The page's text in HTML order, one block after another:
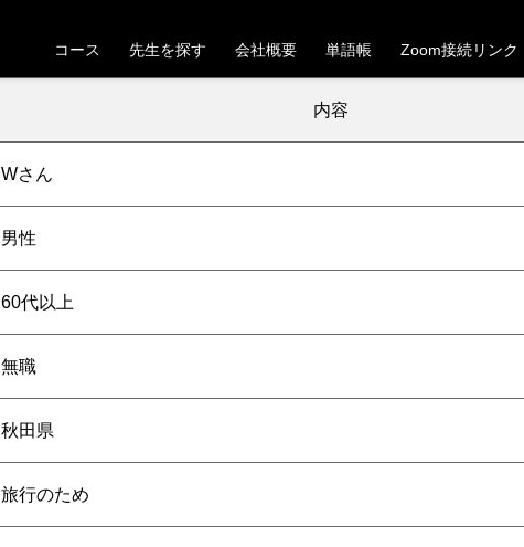
コース 先生を探す 会社概要 単語帳 Zoom接続リンク
内容
Wさん
男性
60代以上
無職
秋田県
旅行のため